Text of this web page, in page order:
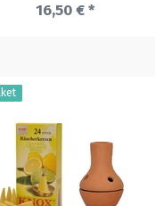
16,50 € *